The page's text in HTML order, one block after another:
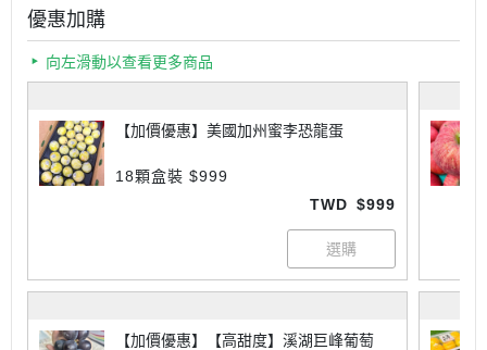
優惠加購
向左滑動以查看更多商品
【加價優惠】美國加州蜜李恐龍蛋
18顆盒裝 $999
TWD $999
【加價優惠】【高甜度】溪湖巨峰葡萄